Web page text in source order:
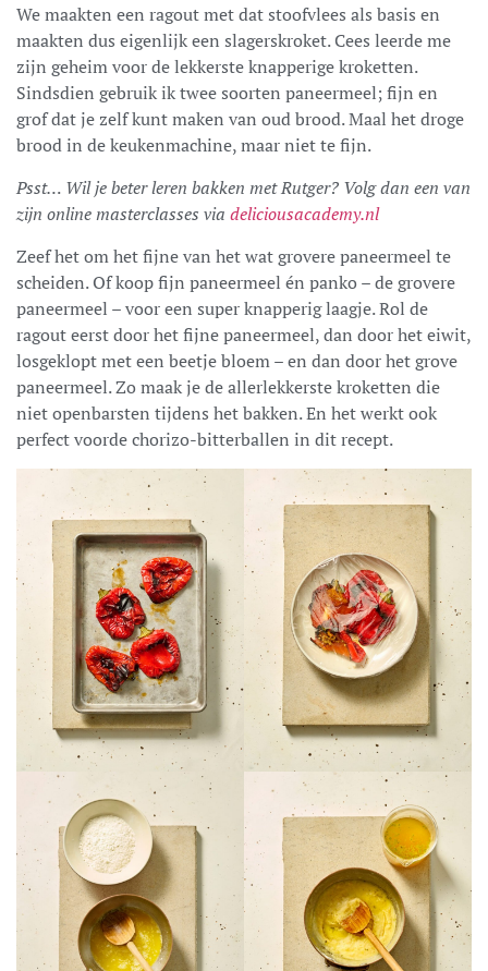
We maakten een ragout met dat stoofvlees als basis en
maakten dus eigenlijk een slagerskroket. Cees leerde me
zijn geheim voor de lekkerste knapperige kroketten.
Sindsdien gebruik ik twee soorten paneermeel; fijn en
grof dat je zelf kunt maken van oud brood. Maal het droge
brood in de keukenmachine, maar niet te fijn.
Psst… Wil je beter leren bakken met Rutger? Volg dan een van
zijn online masterclasses via deliciousacademy.nl
Zeef het om het fijne van het wat grovere paneermeel te
scheiden. Of koop fijn paneermeel én panko – de grovere
paneermeel – voor een super knapperig laagje. Rol de
ragout eerst door het fijne paneermeel, dan door het eiwit,
losgeklopt met een beetje bloem – en dan door het grove
paneermeel. Zo maak je de allerlekkerste kroketten die
niet openbarsten tijdens het bakken. En het werkt ook
perfect voorde chorizo-bitterballen in dit recept.